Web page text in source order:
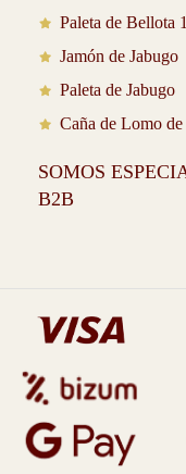
Paleta de Bellota
Jamón de Jabugo
Paleta de Jabugo
Caña de Lomo
SOMOS
B2B